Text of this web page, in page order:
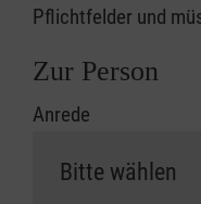
Pflichtfelder und
Zur Person
Anrede